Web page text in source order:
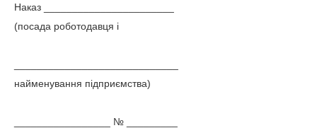
Наказ _______________________
(посада роботодавця і
найменування підприємства)
_________________ № _________